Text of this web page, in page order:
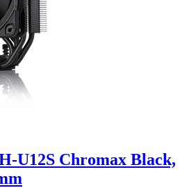
U12S Chromax Black,